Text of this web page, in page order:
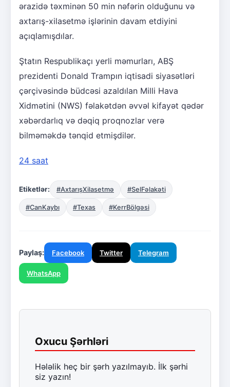
ərazidə təxminən 50 min nəfərin olduğunu və
axtarış-xilasetmə işlərinin davam etdiyini
açıqlamışdılar.
Ştatın Respublikaçı yerli məmurları, ABŞ
prezidenti Donald Trampın iqtisadi siyasətləri
çərçivəsində büdcəsi azaldılan Milli Hava
Xidmətini (NWS) fəlakətdən əvvəl kifayət qədər
xəbərdarlıq və dəqiq proqnozlar verə
bilməməkdə tənqid etmişdilər.
24 saat
Etiketlər: #AxtarışXilasetmə #SelFəlakəti
#CanKaybı #Texas #KerrBölgəsi
Paylaş: Facebook Twitter Telegram
WhatsApp
Oxucu Şərhləri
Hələlik heç bir şərh yazılmayıb. İlk şərhi
siz yazın!